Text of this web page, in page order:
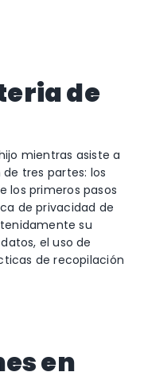
de
mientras asiste a
tres partes: los
los primeros pasos
de privacidad de
su
el uso de
de recopilación
en